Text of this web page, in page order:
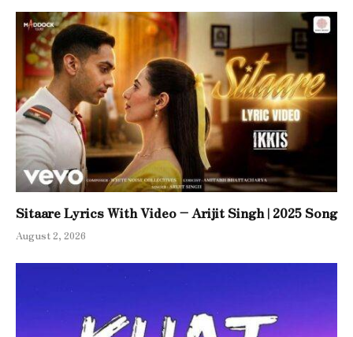
Sitaare Lyrics With Video – Arijit Singh | 2025 Song
August 2, 2026